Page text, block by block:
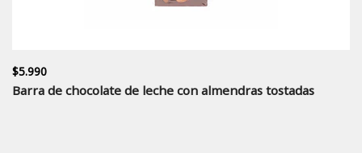
$5.990
Barra de chocolate de leche con almendras tostadas